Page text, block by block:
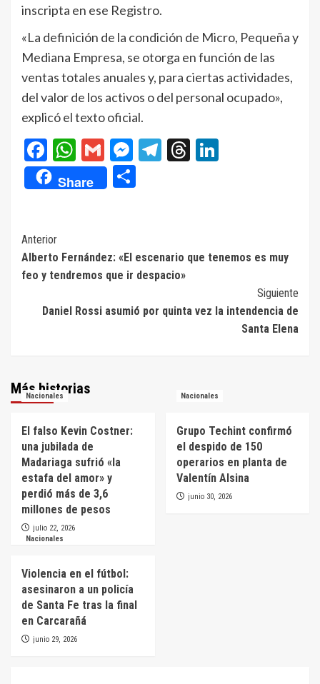
inscripta en ese Registro.
«La definición de la condición de Micro, Pequeña y
Mediana Empresa, se otorga en función de las
ventas totales anuales y, para ciertas actividades,
del valor de los activos o del personal ocupado»,
explicó el texto oficial.
Facebook
WhatsApp
GmailMessenger
Telegram
Threads
Share
Navegación
de
entradas
Anterior
Alberto Fernández: «El escenario que tenemos es muy
feo y tendremos que ir despacio»
Siguiente
Daniel Rossi asumió por quinta vez la intendencia de
Santa Elena
Más historias
Nacionales
El falso Kevin Costner:
una jubilada de
Madariaga sufrió «la
estafa del amor» y
perdió más de 3,6
millones de pesos
julio 22, 2026
Nacionales
Grupo Techint confirmó
el despido de 150
operarios en planta de
Valentín Alsina
junio 30, 2026
Nacionales
Violencia en el fútbol:
asesinaron a un policía
de Santa Fe tras la final
en Carcarañá
junio 29, 2026